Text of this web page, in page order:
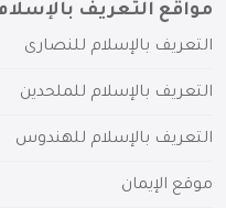
مواقع التعريف
التعريف بالإسلام للنصارى
التعريف بالإسلام للملحدين
التعريف بالإسلام للهندوس
موقع الإيمان